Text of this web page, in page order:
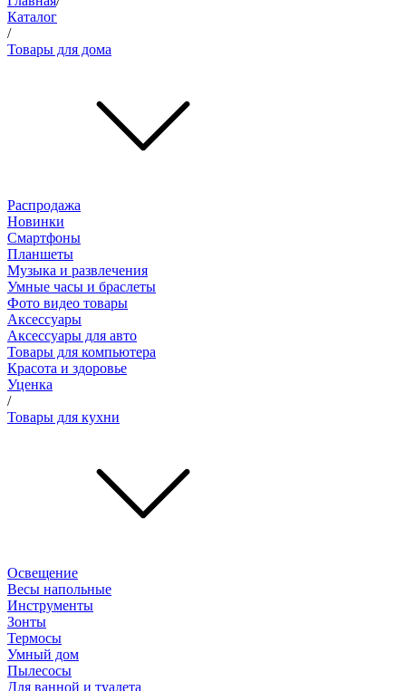
Каталог
/
Товары для дома
Распродажа
Новинки
Смартфоны
Планшеты
Музыка и развлечения
Умные часы и браслеты
Фото видео товары
Аксессуары
Аксессуары для авто
Товары для компьютера
Красота и здоровье
Уценка
/
Товары для кухни
Освещение
Весы напольные
Инструменты
Зонты
Термосы
Умный дом
Пылесосы
Для ванной и туалета